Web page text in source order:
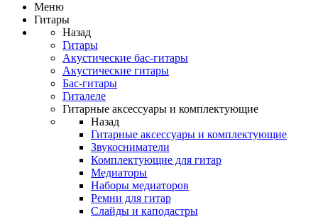
Меню
Гитары
Назад
Гитары
Акустические бас-гитары
Акустические гитары
Бас-гитары
Гиталеле
Гитарные аксессуары и комплектующие
Назад
Гитарные аксессуары и комплектующие
Звукосниматели
Комплектующие для гитар
Медиаторы
Наборы медиаторов
Ремни для гитар
Слайды и каподастры